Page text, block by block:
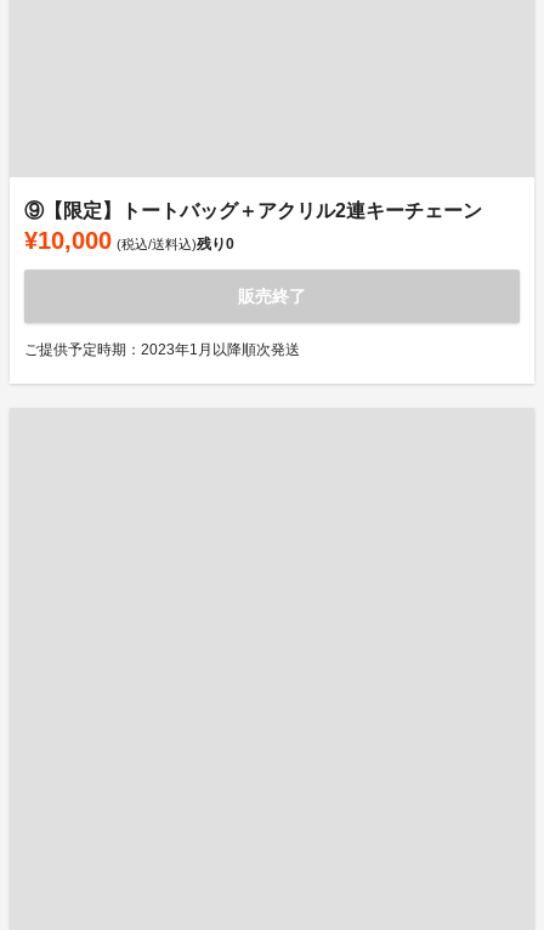
⑨【限定】トートバッグ＋アクリル2連キーチェーン
¥10,000 (税込/送料込)残り0
販売終了
ご提供予定時期：2023年1月以降順次発送